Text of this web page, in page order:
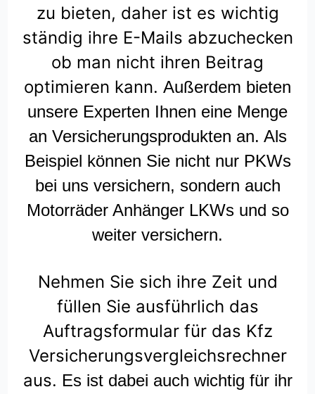
zu bieten, daher ist es wichtig
ständig ihre E-Mails abzuchecken
ob man nicht ihren Beitrag
optimieren kann. Außerdem bieten
unsere Experten Ihnen eine Menge
an Versicherungsprodukten an. Als
Beispiel können Sie nicht nur PKWs
bei uns versichern, sondern auch
Motorräder Anhänger LKWs und so
weiter versichern.
Nehmen Sie sich ihre Zeit und
füllen Sie ausführlich das
Auftragsformular für das Kfz
Versicherungsvergleichsrechner
aus. Es ist dabei auch wichtig für ihr